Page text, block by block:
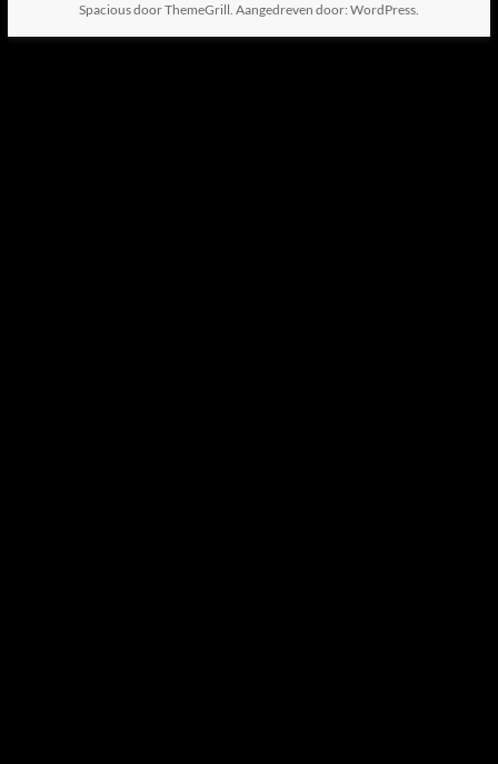
Spaciousdoor ThemeGrill. Aangedreven door: WordPress.